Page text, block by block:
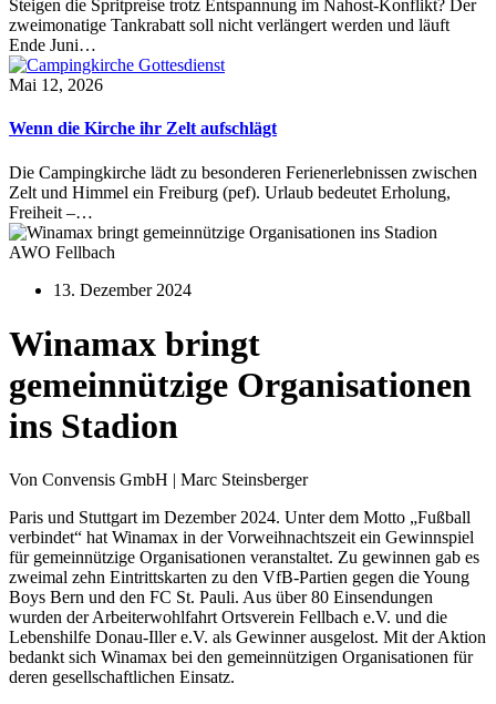
Steigen die Spritpreise trotz Entspannung im Nahost-Konflikt? Der
zweimonatige Tankrabatt soll nicht verlängert werden und läuft
Ende Juni…
Mai 12, 2026
Wenn die Kirche ihr Zelt aufschlägt
Die Campingkirche lädt zu besonderen Ferienerlebnissen zwischen
Zelt und Himmel ein Freiburg (pef). Urlaub bedeutet Erholung,
Freiheit –…
AWO Fellbach
13. Dezember 2024
Winamax bringt
gemeinnützige Organisationen
ins Stadion
Von Convensis GmbH | Marc Steinsberger
Paris und Stuttgart im Dezember 2024. Unter dem Motto „Fußball
verbindet“ hat Winamax in der Vorweihnachtszeit ein Gewinnspiel
für gemeinnützige Organisationen veranstaltet. Zu gewinnen gab es
zweimal zehn Eintrittskarten zu den VfB-Partien gegen die Young
Boys Bern und den FC St. Pauli. Aus über 80 Einsendungen
wurden der Arbeiterwohlfahrt Ortsverein Fellbach e.V. und die
Lebenshilfe Donau-Iller e.V. als Gewinner ausgelost. Mit der Aktion
bedankt sich Winamax bei den gemeinnützigen Organisationen für
deren gesellschaftlichen Einsatz.